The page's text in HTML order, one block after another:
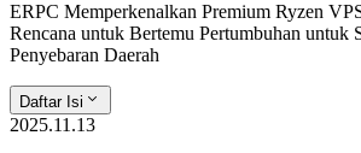
ERPC Memperkenalkan Premium Ryzen
Rencana untuk Bertemu Pertumbuhan untuk
Penyebaran Daerah
Daftar Isi
2025.11.13